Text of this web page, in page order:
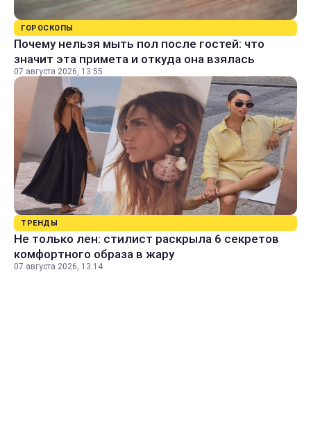
ГОРОСКОПЫ
Почему нельзя мыть пол после гостей: что
значит эта примета и откуда она взялась
07 августа 2026, 13:55
ТРЕНДЫ
Не только лен: стилист раскрыла 6 секретов
комфортного образа в жару
07 августа 2026, 13:14